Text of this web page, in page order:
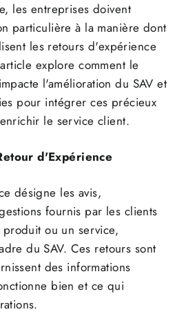
les entreprises doivent
particulière à la manière dont
les retours d'expérience
explore comment le
l'amélioration du SAV et
pour intégrer ces précieux
le service client.
d'Expérience
désigne les avis,
fournis par les clients
ou un service,
du SAV. Ces retours sont
des informations
bien et ce qui